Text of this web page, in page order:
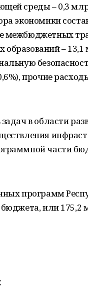
среды – 0,3
экономики
межбюджетных
–
прочие
задач в области
части
программ
бюджета, или 175,2